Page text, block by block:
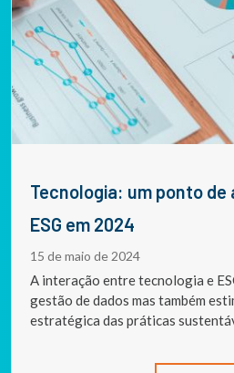
Tecnologia: um ponto de atenção para o
ESG em 2024
15 de maio de 2024
A interação entre tecnologia e
gestão de dados mas também
estratégica das práticas